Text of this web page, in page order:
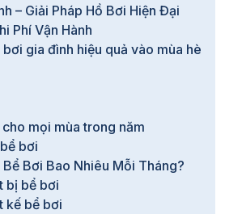
– Giải Pháp Hồ Bơi Hiện Đại
Phí Vận Hành
gia đình hiệu quả vào mùa hè
mọi mùa trong năm
bơi
Bể Bơi Bao Nhiêu Mỗi Tháng?
bị bể bơi
kế bể bơi